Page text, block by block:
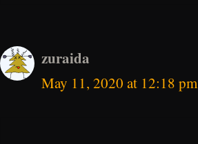
zuraida
May 11, 2020 at 12:18 pm